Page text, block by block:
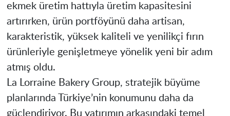
ekmek üretim hattıyla üretim kapasitesini
artırırken, ürün portföyünü daha artisan,
karakteristik, yüksek kaliteli ve yenilikçi fırın
ürünleriyle genişletmeye yönelik yeni bir adım
atmış oldu.
La Lorraine Bakery Group, stratejik büyüme
planlarında Türkiye’nin konumunu daha da
güçlendiriyor. Bu yatırımın arkasındaki temel